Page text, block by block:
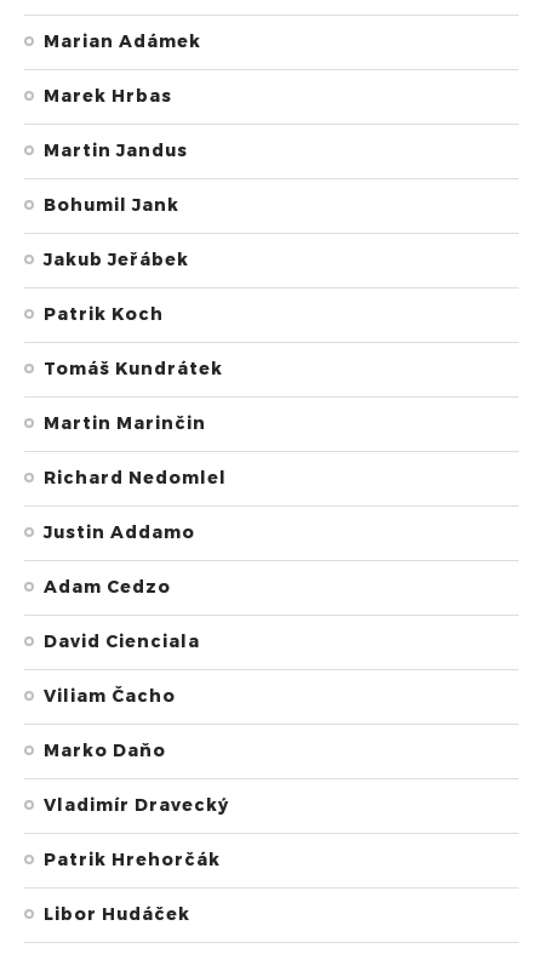
Marian Adámek
Marek Hrbas
Martin Jandus
Bohumil Jank
Jakub Jeřábek
Patrik Koch
Tomáš Kundrátek
Martin Marinčin
Richard Nedomlel
Justin Addamo
Adam Cedzo
David Cienciala
Viliam Čacho
Marko Daňo
Vladimír Dravecký
Patrik Hrehorčák
Libor Hudáček